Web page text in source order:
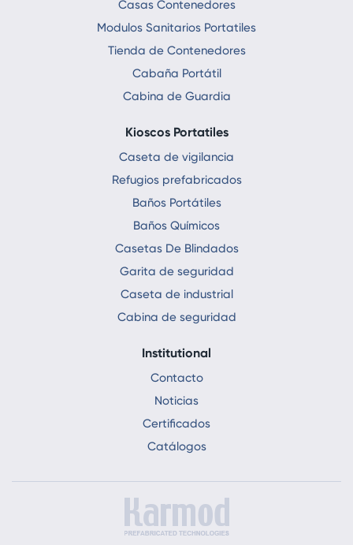
Casas Contenedores
Modulos Sanitarios Portatiles
Tienda de Contenedores
Cabaña Portátil
Cabina de Guardia
Kioscos Portatiles
Caseta de vigilancia
Refugios prefabricados
Baños Portátiles
Baños Químicos
Casetas De Blindados
Garita de seguridad
Caseta de industrial
Cabina de seguridad
Institutional
Contacto
Noticias
Certificados
Catálogos